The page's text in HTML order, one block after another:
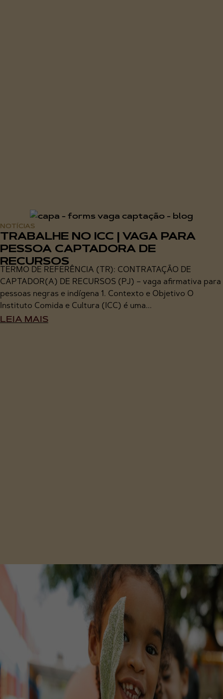
NOTÍCIAS
TRABALHE NO ICC | VAGA PARA
PESSOA CAPTADORA DE
RECURSOS
TERMO DE REFERÊNCIA (TR): CONTRATAÇÃO DE
CAPTADOR(A) DE RECURSOS (PJ) – vaga afirmativa para
pessoas negras e indígena 1. Contexto e Objetivo O
Instituto Comida e Cultura (ICC) é uma...
LEIA MAIS